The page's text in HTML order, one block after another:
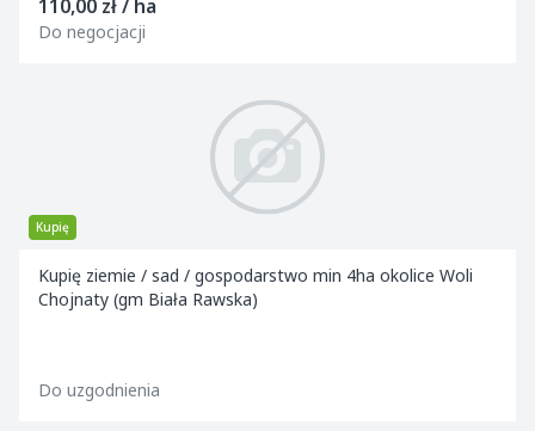
110,00 zł / ha
Do negocjacji
Kupię
Kupię ziemie / sad / gospodarstwo min 4ha okolice Woli
Chojnaty (gm Biała Rawska)
Do uzgodnienia